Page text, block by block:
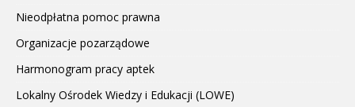
Nieodpłatna pomoc prawna
Organizacje pozarządowe
Harmonogram pracy aptek
Lokalny Ośrodek Wiedzy i Edukacji (LOWE)